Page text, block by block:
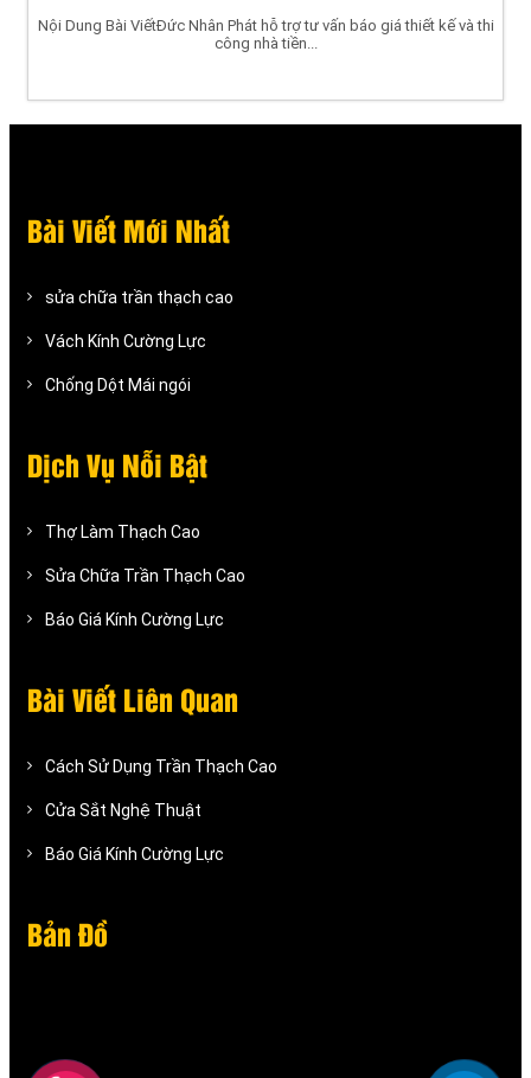
Nội Dung Bài ViếtĐức Nhân Phát hỗ trợ tư vấn báo giá thiết kế và thi
công nhà tiền...
Bài Viết Mới Nhất
sửa chữa trần thạch cao
Vách Kính Cường Lực
Chống Dột Mái ngói
Dịch Vụ Nỗi Bật
Thợ Làm Thạch Cao
Sửa Chữa Trần Thạch Cao
Báo Giá Kính Cường Lực
Bài Viết Liên Quan
Cách Sử Dụng Trần Thạch Cao
Cửa Sắt Nghệ Thuật
Báo Giá Kính Cường Lực
Bản Đồ